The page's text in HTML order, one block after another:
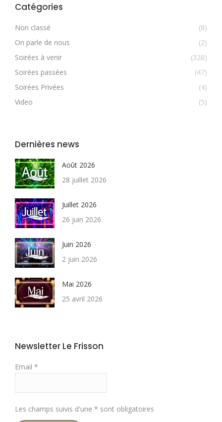
Catégories
Non classé
(8)
On parle de nous
(2)
Soirées à venir
(328)
Soirées passées
(47)
Soirées Privées
(4)
Video
(5)
Dernières news
Août 2026
28 juillet 2026
Juillet 2026
26 juin 2026
Juin 2026
2 juin 2026
Mai 2026
25 avril 2026
Newsletter Le Frisson
Email *
Les champs suivis d'une * sont obligatoires